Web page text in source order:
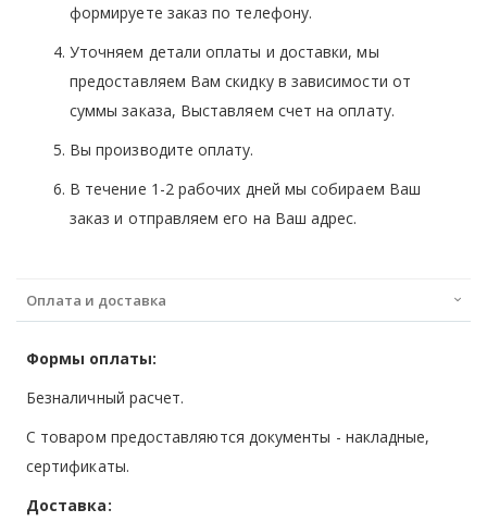
формируете заказ по телефону.
Уточняем детали оплаты и доставки, мы
предоставляем Вам скидку в зависимости от
суммы заказа, Выставляем счет на оплату.
Вы производите оплату.
В течение 1-2 рабочих дней мы собираем Ваш
заказ и отправляем его на Ваш адрес.
Оплата и доставка
Формы оплаты:
Безналичный расчет.
С товаром предоставляются документы - накладные,
сертификаты.
Доставка: